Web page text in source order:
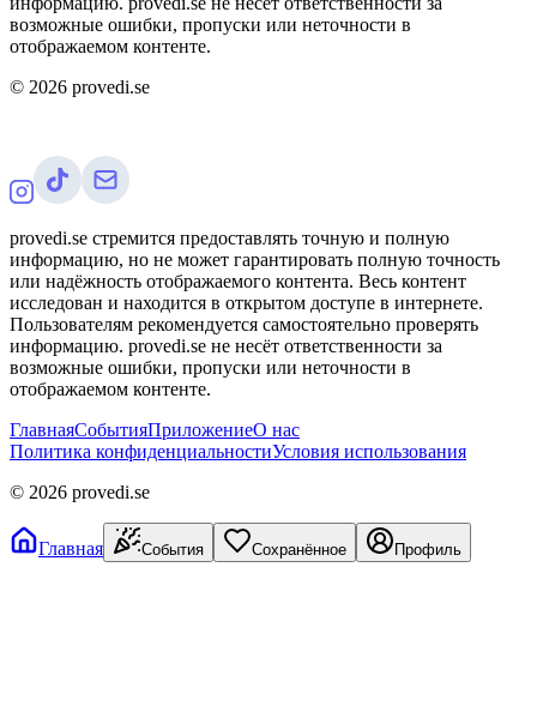
возможные ошибки, пропуски или неточности в
отображаемом контенте.
© 2026 provedi.se
provedi.se стремится предоставлять точную и полную
информацию, но не может гарантировать полную точность
или надёжность отображаемого контента. Весь контент
исследован и находится в открытом доступе в интернете.
Пользователям рекомендуется самостоятельно проверять
информацию. provedi.se не несёт ответственности за
возможные ошибки, пропуски или неточности в
отображаемом контенте.
ГлавнаяСобытияПриложениеО нас
Политика конфиденциальностиУсловия использования
© 2026 provedi.se
Главная События Сохранённое Профиль